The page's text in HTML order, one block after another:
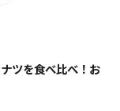
ツを食べ比べ！お